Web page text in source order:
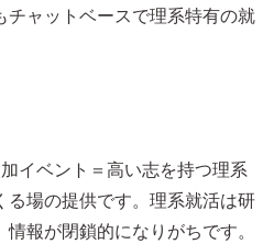
チャットベースで理系特有の就
イベント＝高い志を持つ理系
場の提供です。理系就活は研
報が閉鎖的になりがちです。